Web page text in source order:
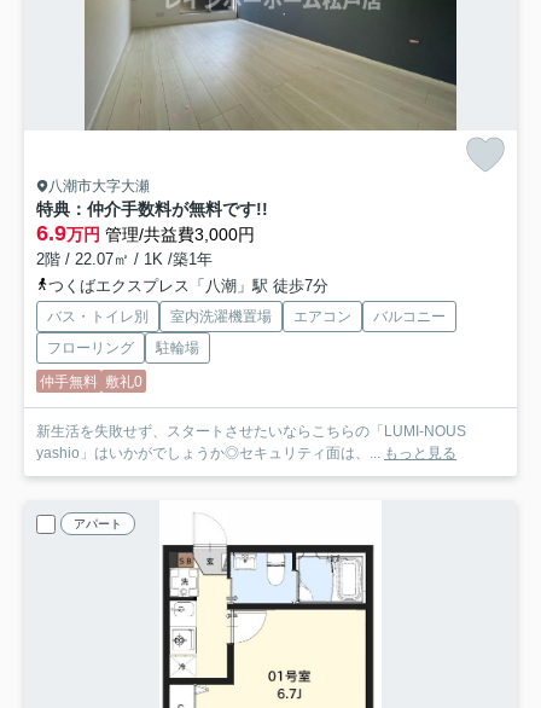
八潮市大字大瀬
特典：仲介手数料が無料です!!
6.9万円 管理/共益費3,000円
2階 / 22.07㎡ / 1K /築1年
つくばエクスプレス「八潮」駅 徒歩7分
バス・トイレ別 室内洗濯機置場 エアコン
バルコニー
フローリング
駐輪場
仲手無料 敷礼0
新生活を失敗せず、スタートさせたいならこちらの「LUMI-NOUS
yashio」はいかがでしょうか◎セキュリティ面は、... もっと見る
アパート